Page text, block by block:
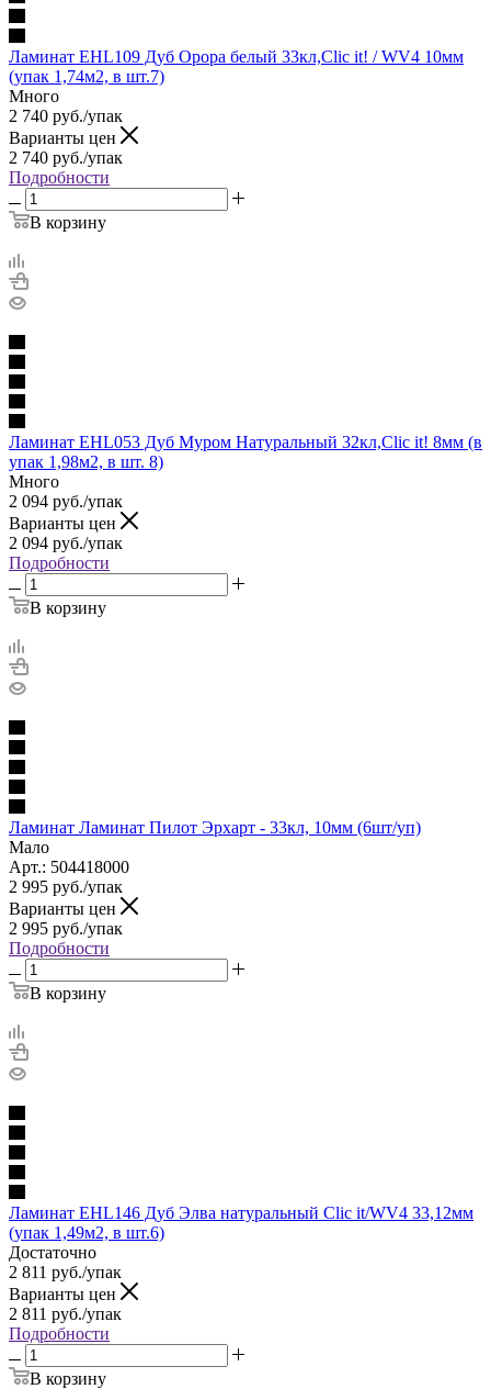
Ламинат EHL109 Дуб Орора белый 33кл,Clic it! / WV4 10мм
(упак 1,74м2, в шт.7)
Много
2 740 руб./упак
Варианты цен
2 740 руб./упак
Подробности
В корзину
Ламинат EHL053 Дуб Муром Натуральный 32кл,Clic it! 8мм (в
упак 1,98м2, в шт. 8)
Много
2 094 руб./упак
Варианты цен
2 094 руб./упак
Подробности
В корзину
Ламинат Ламинат Пилот Эрхарт - 33кл, 10мм (6шт/уп)
Мало
Арт.: 504418000
2 995 руб./упак
Варианты цен
2 995 руб./упак
Подробности
В корзину
Ламинат EHL146 Дуб Элва натуральный Clic it/WV4 33,12мм
(упак 1,49м2, в шт.6)
Достаточно
2 811 руб./упак
Варианты цен
2 811 руб./упак
Подробности
В корзину